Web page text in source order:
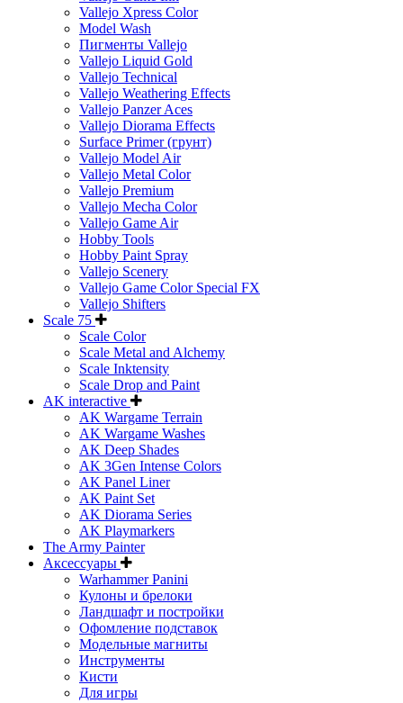
Vallejo Xpress Color
Model Wash
Пигменты Vallejo
Vallejo Liquid Gold
Vallejo Technical
Vallejo Weathering Effects
Vallejo Panzer Aces
Vallejo Diorama Effects
Surface Primer (грунт)
Vallejo Model Air
Vallejo Metal Color
Vallejo Premium
Vallejo Mecha Color
Vallejo Game Air
Hobby Tools
Hobby Paint Spray
Vallejo Scenery
Vallejo Game Color Special FX
Vallejo Shifters
Scale 75
Scale Color
Scale Metal and Alchemy
Scale Inktensity
Scale Drop and Paint
AK interactive
AK Wargame Terrain
AK Wargame Washes
AK Deep Shades
AK 3Gen Intense Colors
AK Panel Liner
AK Paint Set
AK Diorama Series
AK Playmarkers
The Army Painter
Аксессуары
Warhammer Panini
Кулоны и брелоки
Ландшафт и постройки
Офомление подставок
Модельные магниты
Инструменты
Кисти
Для игры